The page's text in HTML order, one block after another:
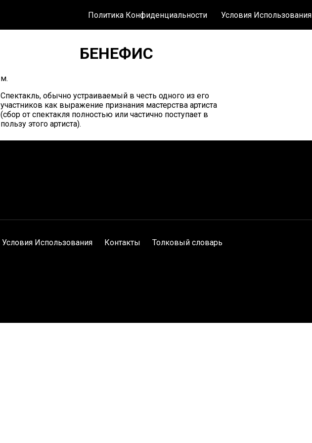
Политика Конфиденциальности Условия Использования
БЕНЕФИС
м.
Спектакль, обычно устраиваемый в честь одного из его
участников как выражение признания мастерства артиста
(сбор от спектакля полностью или частично поступает в
пользу этого артиста).
Условия Использования Контакты Толковый словарь